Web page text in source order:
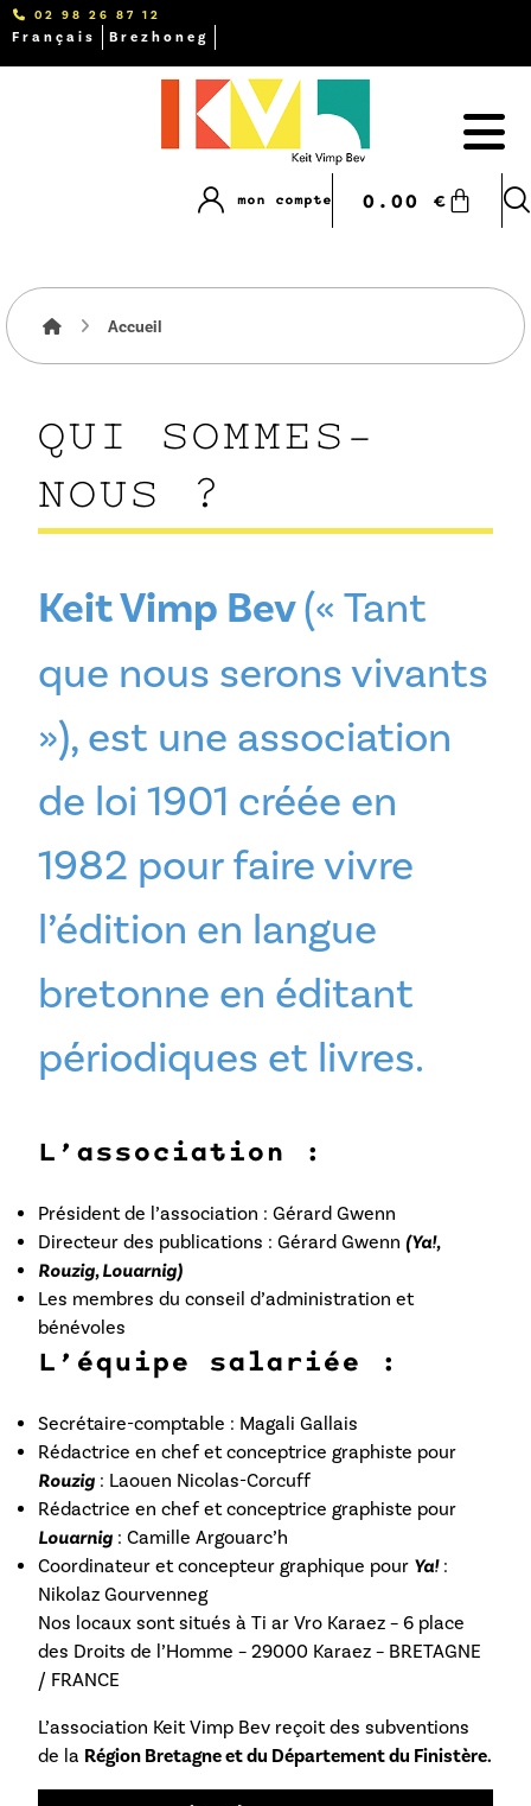
Français Brezhoneg
02 98 26 87 12
0.00 €
mon compte
Accueil
QUI SOMMES-
NOUS ?
Keit Vimp Bev(« Tant
que nous serons vivants
»), est une association
de loi 1901 créée en
1982 pour faire vivre
l’édition en langue
bretonne en éditant
périodiques et livres.
L’association :
Président de l’association : Gérard Gwenn
Directeur des publications : Gérard Gwenn (Ya!,
Rouzig, Louarnig)
Les membres du conseil d’administration et
bénévoles
L’équipe salariée :
Secrétaire-comptable : Magali Gallais
Rédactrice en chef et conceptrice graphiste pour
Rouzig : Laouen Nicolas-Corcuff
Rédactrice en chef et conceptrice graphiste pour
Louarnig : Camille Argouarc’h
Coordinateur et concepteur graphique pour Ya!:
Nikolaz Gourvenneg
Nos locaux sont situés à Ti ar Vro Karaez – 6 place
des Droits de l’Homme – 29000 Karaez – BRETAGNE
/ FRANCE
L’association Keit Vimp Bev reçoit des subventions
de la Région Bretagne et du Département du Finistère.